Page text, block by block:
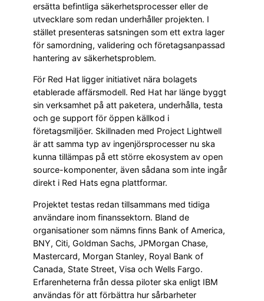
ersätta befintliga säkerhetsprocesser eller de
utvecklare som redan underhåller projekten. I
stället presenteras satsningen som ett extra lager
för samordning, validering och företagsanpassad
hantering av säkerhetsproblem.
För Red Hat ligger initiativet nära bolagets
etablerade affärsmodell. Red Hat har länge byggt
sin verksamhet på att paketera, underhålla, testa
och ge support för öppen källkod i
företagsmiljöer. Skillnaden med Project Lightwell
är att samma typ av ingenjörsprocesser nu ska
kunna tillämpas på ett större ekosystem av open
source-komponenter, även sådana som inte ingår
direkt i Red Hats egna plattformar.
Projektet testas redan tillsammans med tidiga
användare inom finanssektorn. Bland de
organisationer som nämns finns Bank of America,
BNY, Citi, Goldman Sachs, JPMorgan Chase,
Mastercard, Morgan Stanley, Royal Bank of
Canada, State Street, Visa och Wells Fargo.
Erfarenheterna från dessa piloter ska enligt IBM
användas för att förbättra hur sårbarheter